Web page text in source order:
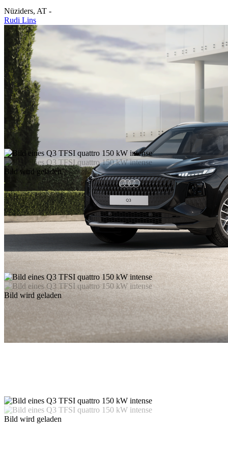
Nüziders, AT -
Rudi Lins
Bild wird geladen
Bild wird geladen
Bild wird geladen